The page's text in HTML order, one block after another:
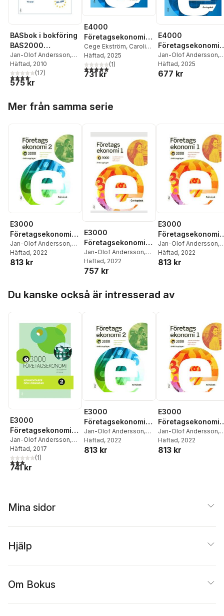
BASbok i bokföring
BAS2000
Fakta&Övn
Jan-Olof Andersson,
Cege Ekström
Häftad, 2010
4,1utav 5 stjärnor. Totalt antal röster:
(17)
575 kr
E4000
Företagsekonomi
nivå 1 Faktabok
Cege Ekström, Caroline
Hansson,Rolf Jansson
Jan-Olof Andersson
Häftad, 2025
5,0utav 5 stjärnor. Totalt antal röster:
(1)
731 kr
E4000
Företagsekonomi
nivå 1 Övningsbok
Jan-Olof Andersson,
Cege Ekström
Hansson
Häftad, 2025
677 kr
Mer från samma serie
E3000
Företagsekonomi 2
Faktabok
Jan-Olof Andersson,
Cege Ekström
Jansson
Häftad, 2022
813 kr
E3000
Företagsekonomi 1
Övningsbok
Jan-Olof Andersson,
Cege Ekström
Jansson
Häftad, 2022
757 kr
E3000
Företagsekonomi 1
Faktabok
Jan-Olof Andersson,
Cege Ekström
Jansson
Häftad, 2022
813 kr
Du kanske också är intresserad av
E3000
Företagsekonomi 2
Kommentarer och
lösningar
Jan-Olof Andersson,
Cege Ekström
Jansson,Jöran Enqvist
Häftad, 2017
3,0utav 5 stjärnor. Totalt antal röster:
(1)
741 kr
E3000
Företagsekonomi 2
Faktabok
Jan-Olof Andersson,
Cege Ekström
Jansson
Häftad, 2022
813 kr
E3000
Företagsekonomi 1
Faktabok
Jan-Olof Andersson,
Cege Ekström
Jansson
Häftad, 2022
813 kr
Mina sidor
Hjälp
Om Bokus